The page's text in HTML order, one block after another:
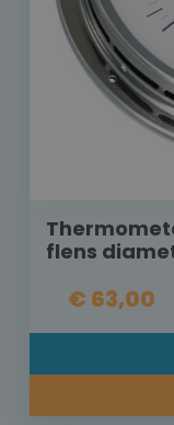
flens
€ 63,00